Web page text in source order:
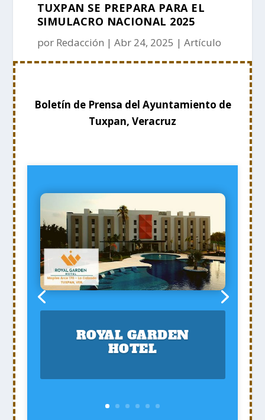
TUXPAN SE PREPARA PARA EL
SIMULACRO NACIONAL 2025
por Redacción Abr 24, 2025 Artículo
Boletín de Prensa del Ayuntamiento de
Tuxpan, Veracruz
ROYAL GARDEN
HOTEL